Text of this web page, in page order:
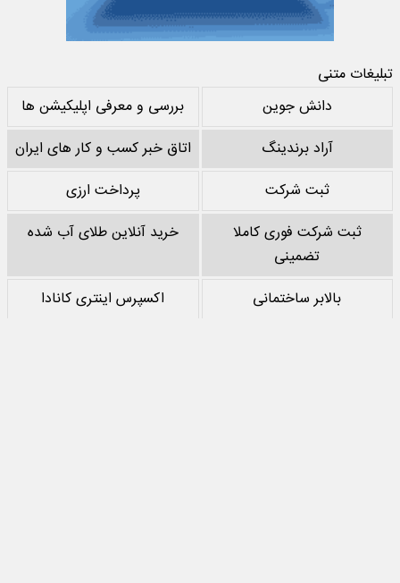
تبلیغات متنی
دانش جوین
بررسی و معرفی اپلیکیشن ها
آراد برندینگ
اتاق خبر کسب و کار های ایران
ثبت شرکت
پرداخت ارزی
ثبت شرکت فوری کاملا
تضمینی
خرید آنلاین طلای آب شده
بالابر ساختمانی
اکسپرس اینتری کانادا